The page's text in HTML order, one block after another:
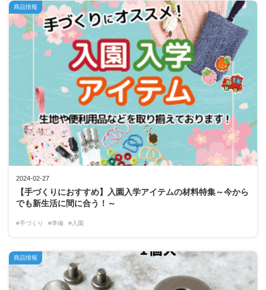
2024-02-27
【手づくりにおすすめ】入園入学アイテムの材料特集～今から
でも新生活に間に合う！～
#手づくり #準備 #入園
商品情報
商品情報